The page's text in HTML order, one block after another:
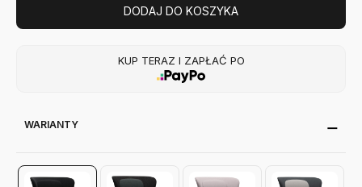
DODAJ DO KOSZYKA
KUP TERAZ I ZAPŁAĆ PO
WARIANTY